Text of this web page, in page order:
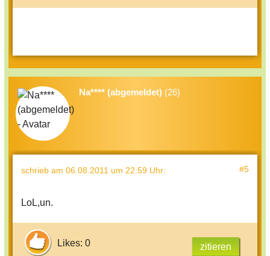
Na**** (abgemeldet) (26)
schrieb am 06.08.2011 um 22:59 Uhr: #5
LoL,un.
Likes: 0 zitieren